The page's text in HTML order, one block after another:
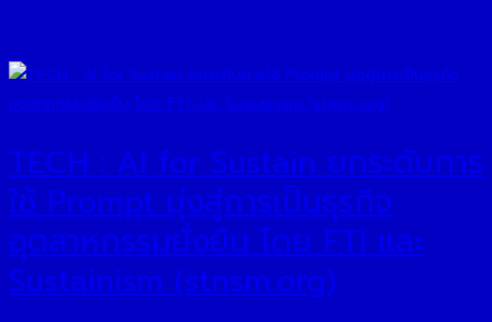
TECH : AI for Sustain ยกระดับการ
ใช้ Prompt มุ่งสู่การเป็นธุรกิจ
อุตสาหกรรมยั่งยืน โดย FTI และ
Sustainism (stnsm.org)